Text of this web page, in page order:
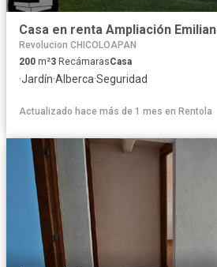
Revolucion CHICOLOAPAN
200 m²3 RecámarasCasa
·Jardín·Alberca·Seguridad
Actualizado hace más de 1 mes en Rentola